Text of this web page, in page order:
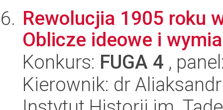
Rewolucjia 1905 roku
Oblicze ideowe i
Konkurs: FUGA 4 ,
Kierownik: dr